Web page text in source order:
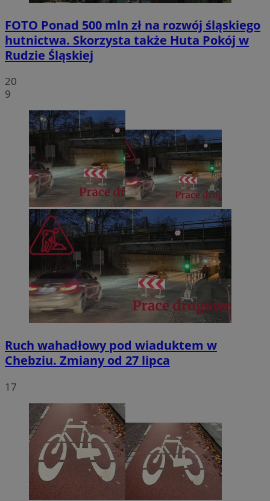
FOTO Ponad 500 mln zł na rozwój śląskiego
hutnictwa. Skorzysta także Huta Pokój w
Rudzie Śląskiej
20
9
Ruch wahadłowy pod wiaduktem w
Chebziu. Zmiany od 27 lipca
17